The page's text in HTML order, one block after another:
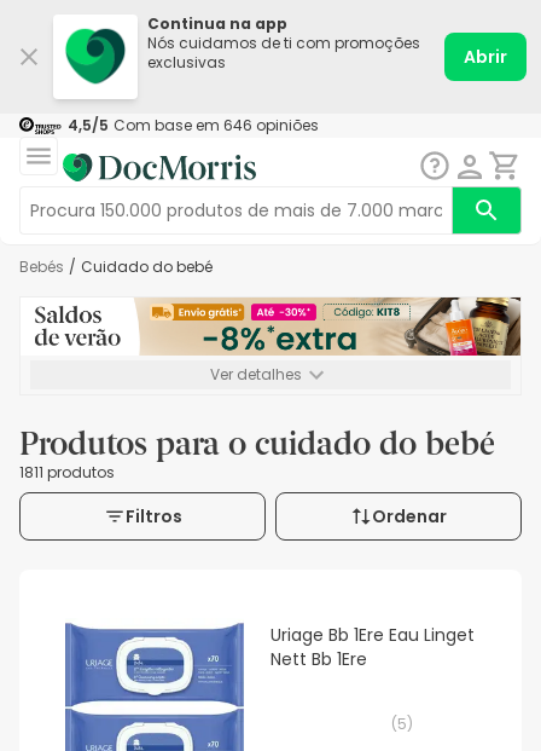
Continua na app
Nós cuidamos de ti com promoções
exclusivas
Abrir
4,5/5 Com base em 646 opiniões
Bebés / Cuidado do bebé
Ver detalhes
Produtos para o cuidado do bebé
1811 produtos
Filtros Ordenar
Uriage Bb 1Ere Eau Linget
Nett Bb 1Ere
(5)